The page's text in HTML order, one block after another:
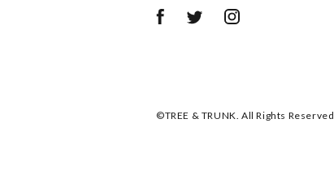
©TREE & TRUNK. All Rights Reserved.